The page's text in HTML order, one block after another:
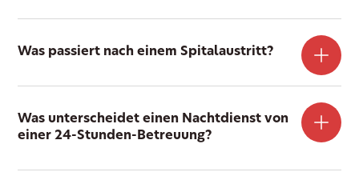
Was passiert nach einem Spitalaustritt?
Was unterscheidet einen Nachtdienst von
einer 24-Stunden-Betreuung?